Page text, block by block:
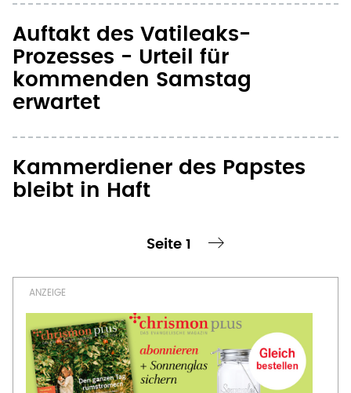
Auftakt des Vatileaks-
Prozesses - Urteil für
kommenden Samstag
erwartet
Kammerdiener des Papstes
bleibt in Haft
Seite 1
nächste Seite ›